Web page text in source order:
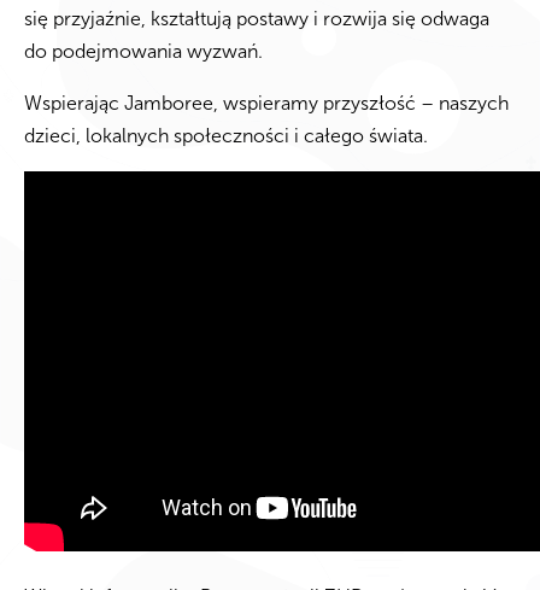
się przyjaźnie, kształtują postawy i rozwija się odwaga
do podejmowania wyzwań.
Wspierając Jamboree, wspieramy przyszłość – naszych
dzieci, lokalnych społeczności i całego świata.